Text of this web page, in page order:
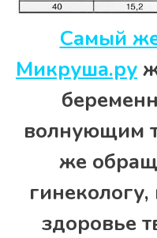
Самый
Микруша.ру
волнующим
же
здоровье